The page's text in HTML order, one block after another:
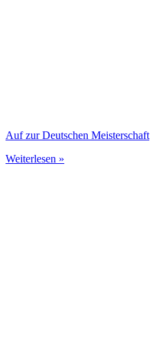
Auf zur Deutschen Meisterschaft
Weiterlesen »